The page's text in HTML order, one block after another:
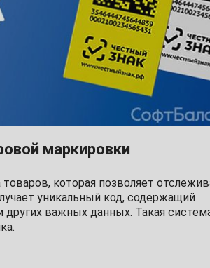
маркировки
которая позволяет
уникальный код, содержащий
других важных данных. Такая